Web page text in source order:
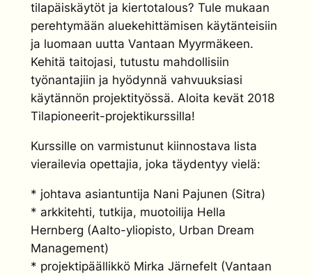
tilapäiskäytöt ja kiertotalous? Tule mukaan
perehtymään aluekehittämisen käytänteisiin
ja luomaan uutta Vantaan Myyrmäkeen.
Kehitä taitojasi, tutustu mahdollisiin
työnantajiin ja hyödynnä vahvuuksiasi
käytännön projektityössä. Aloita kevät 2018
Tilapioneerit-projektikurssilla!
Kurssille on varmistunut kiinnostava lista
vierailevia opettajia, joka täydentyy vielä:
* johtava asiantuntija Nani Pajunen (Sitra)
* arkkitehti, tutkija, muotoilija Hella
Hernberg (Aalto-yliopisto, Urban Dream
Management)
* projektipäällikkö Mirka Järnefelt (Vantaan